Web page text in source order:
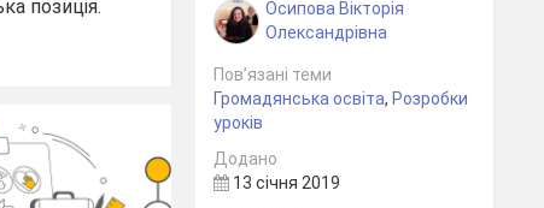
позиція.
Осипова Вікторія
Олександрівна
Пов’язані теми
Громадянська освіта, Розробки
уроків
Додано
13 січня 2019